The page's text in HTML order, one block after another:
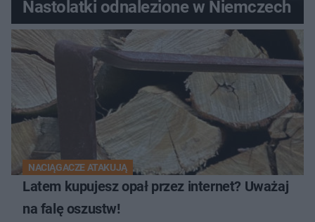
Nastolatki odnalezione w Niemczech
NACIĄGACZE ATAKUJĄ
Latem kupujesz opał przez internet? Uważaj
na falę oszustw!